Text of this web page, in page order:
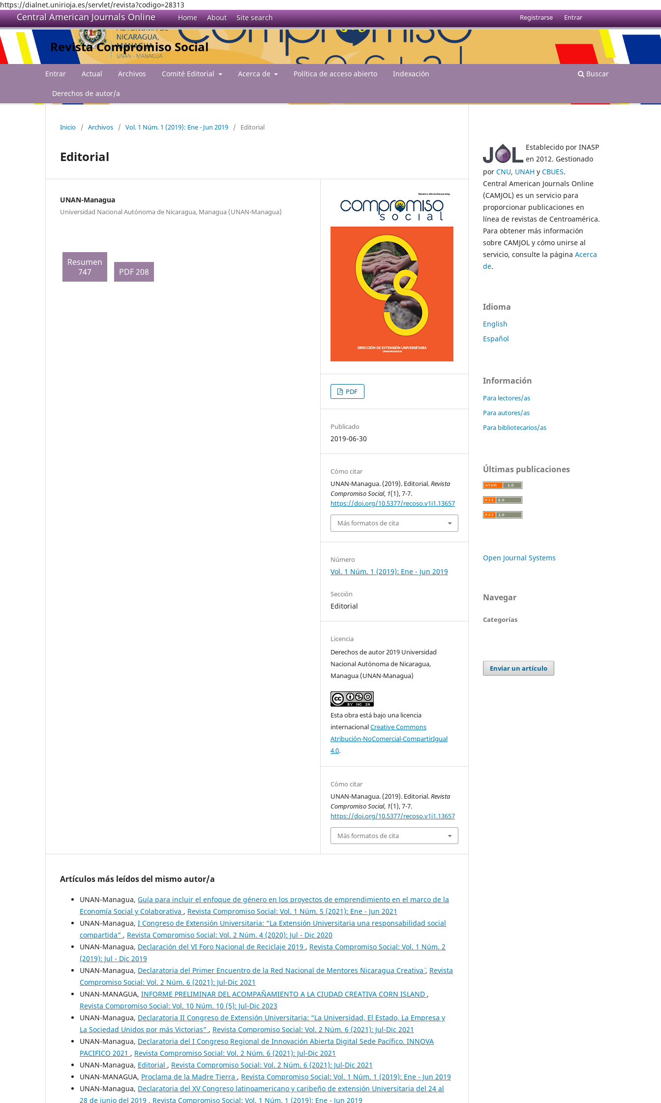
https://dialnet.unirioja.es/servlet/revista?codigo=28313
Central American Journals Online Home About Site search
Revista Compromiso Social
Entrar Actual Archivos Comité Editorial Acerca de Política de acceso abierto Indexación
Derechos de autor/a
Buscar
Registrarse Entrar
Inicio / Archivos / Vol. 1 Núm. 1 (2019): Ene - Jun 2019 / Editorial
Editorial
UNAN-Managua
Universidad Nacional Autónoma de Nicaragua, Managua (UNAN-Managua)
Resumen
747
PDF 208
PDF
Publicado
2019-06-30
Cómo citar
UNAN-Managua. (2019). Editorial.Revista
Compromiso Social, 1(1), 7-7.
https://doi.org/10.5377/recoso.v1i1.13657
Más formatos de cita
Número
Vol. 1 Núm. 1 (2019): Ene - Jun 2019
Sección
Editorial
Licencia
Derechos de autor 2019 Universidad
Nacional Autónoma de Nicaragua,
Managua (UNAN-Managua)
Esta obra está bajo una licencia
internacionalCreative Commons
Atribución-NoComercial-CompartirIgual
4.0.
Cómo citar
UNAN-Managua. (2019). Editorial.Revista
Compromiso Social, 1(1), 7-7.
https://doi.org/10.5377/recoso.v1i1.13657
Más formatos de cita
Artículos más leídos del mismo autor/a
UNAN-Managua, Guía para incluir el enfoque de género en los proyectos de emprendimiento en el marco de la
Economía Social y Colaborativa , Revista Compromiso Social: Vol. 1 Núm. 5 (2021): Ene - Jun 2021
UNAN-Managua, I Congreso de Extensión Universitaria: “La Extensión Universitaria una responsabilidad social
compartida” , Revista Compromiso Social: Vol. 2 Núm. 4 (2020): Jul - Dic 2020
UNAN-Managua, Declaración del VI Foro Nacional de Reciclaje 2019 , Revista Compromiso Social: Vol. 1 Núm. 2
(2019): Jul - Dic 2019
UNAN-Managua, Declaratoria del Primer Encuentro de la Red Nacional de Mentores ¨Nicaragua Creativa¨, Revista
Compromiso Social: Vol. 2 Núm. 6 (2021): Jul-Dic 2021
UNAN-MANAGUA, INFORME PRELIMINAR DEL ACOMPAÑAMIENTO A LA CIUDAD CREATIVA CORN ISLAND ,
Revista Compromiso Social: Vol. 10 Núm. 10 (5): Jul-Dic 2023
UNAN-Managua, Declaratoria II Congreso de Extensión Universitaria: “La Universidad, El Estado, La Empresa y
La Sociedad Unidos por más Victorias” , Revista Compromiso Social: Vol. 2 Núm. 6 (2021): Jul-Dic 2021
UNAN-Managua, Declaratoria del I Congreso Regional de Innovación Abierta Digital Sede Pacífico. INNOVA
PACIFICO 2021 , Revista Compromiso Social: Vol. 2 Núm. 6 (2021): Jul-Dic 2021
UNAN-Managua, Editorial , Revista Compromiso Social: Vol. 2 Núm. 6 (2021): Jul-Dic 2021
UNAN-MANAGUA, Proclama de la Madre Tierra , Revista Compromiso Social: Vol. 1 Núm. 1 (2019): Ene - Jun 2019
UNAN-Managua, Declaratoria del XV Congreso latinoamericano y caribeño de extensión Universitaria del 24 al
28 de junio del 2019 , Revista Compromiso Social: Vol. 1 Núm. 1 (2019): Ene - Jun 2019
Establecido por INASP
en 2012. Gestionado
por CNU, UNAH y CBUES.
Central American Journals Online
(CAMJOL) es un servicio para
proporcionar publicaciones en
línea de revistas de Centroamérica.
Para obtener más información
sobre CAMJOL y cómo unirse al
servicio, consulte la página Acerca
de.
Idioma
English
Español
Información
Para lectores/as
Para autores/as
Para bibliotecarios/as
Últimas publicaciones
Open Journal Systems
Navegar
Categorías
Enviar un artículo